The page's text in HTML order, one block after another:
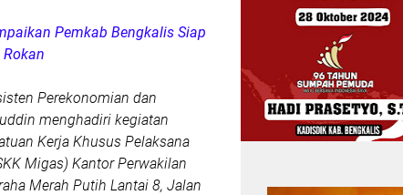
Pemkab Bengkalis Siap
Perekonomian dan
menghadiri kegiatan
Kerja Khusus Pelaksana
Migas) Kantor Perwakilan
Merah Putih Lantai 8, Jalan